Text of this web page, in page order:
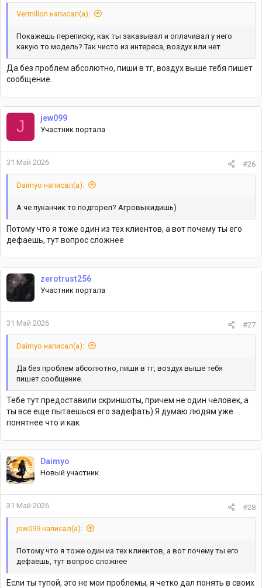
Vermilion написал(а):
Покажешь переписку, как ты заказывал и оплачивал у него
какую то модель? Так чисто из интереса, воздух или нет
Да без проблем абсолютно, пиши в тг, воздух выше тебя пишет
сообщение.
J jew099
Участник портала
31 Май 2026 #26
Daimyo написал(а):
А че пуканчик то подгорел? Агровыкидишь)
Потому что я тоже один из тех клиентов, а вот почему ты его
дефаешь, тут вопрос сложнее
zerotrust256
Участник портала
31 Май 2026 #27
Daimyo написал(а):
Да без проблем абсолютно, пиши в тг, воздух выше тебя
пишет сообщение.
Тебе тут предоставили скриншоты, причем не один человек, а
ты все еще пытаешься его задефать) Я думаю людям уже
понятнее что и как
Daimyo
Новый участник
31 Май 2026 #28
jew099 написал(а):
Потому что я тоже один из тех клиентов, а вот почему ты его
дефаешь, тут вопрос сложнее
Если ты тупой, это не мои проблемы, я четко дал понять в своих